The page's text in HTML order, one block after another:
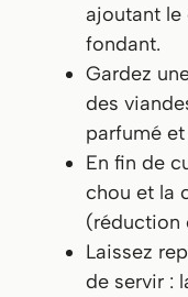
ajoutant le
fondant.
Gardez
des
parfumé
En fin de
chou et la
(réduction
Laissez
de servir :